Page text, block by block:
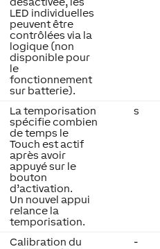
LED individuelles
peuvent être
contrôlées via la
logique (non
disponible pour
le
fonctionnement
sur batterie).
La temporisation
spécifie combien
de temps le
Touch est actif
après avoir
appuyé sur le
bouton
d’activation.
Un nouvel appui
relance la
temporisation.
s
Calibration du
-